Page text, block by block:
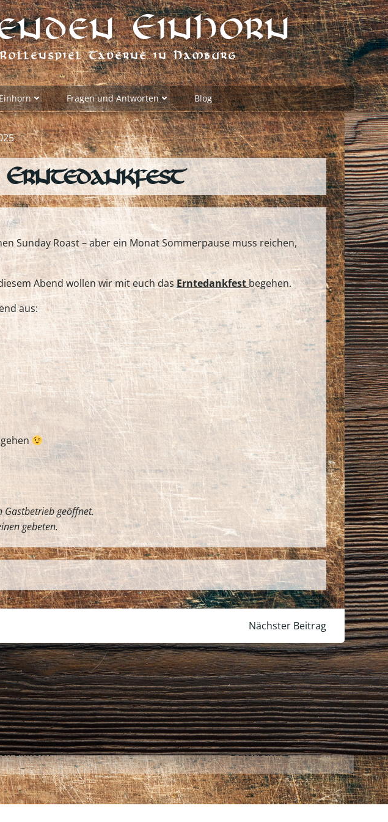
Einhorn
Taverne in Hamburg
Fragen und Antworten Blog
Erntedankfest
Sunday Roast – aber ein Monat Sommerpause muss reichen,
Abend wollen wir mit euch dasErntedankfestbegehen.
aus:
Gastbetrieb geöffnet.
gebeten.
Nächster Beitrag
Einhorn Datenschutz